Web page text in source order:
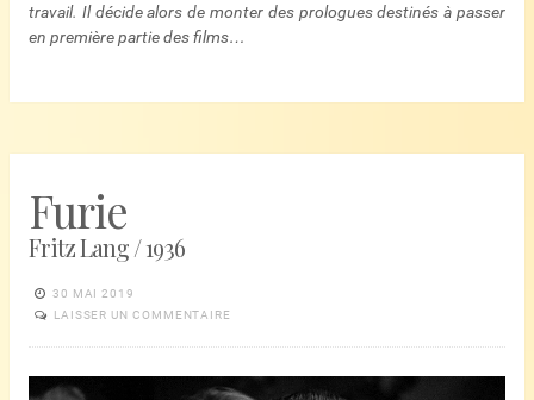
travail. Il décide alors de monter des prologues destinés à passer
en première partie des films…
Furie
Fritz Lang / 1936
30 MAI 2019
LAISSER UN COMMENTAIRE
Lecteur